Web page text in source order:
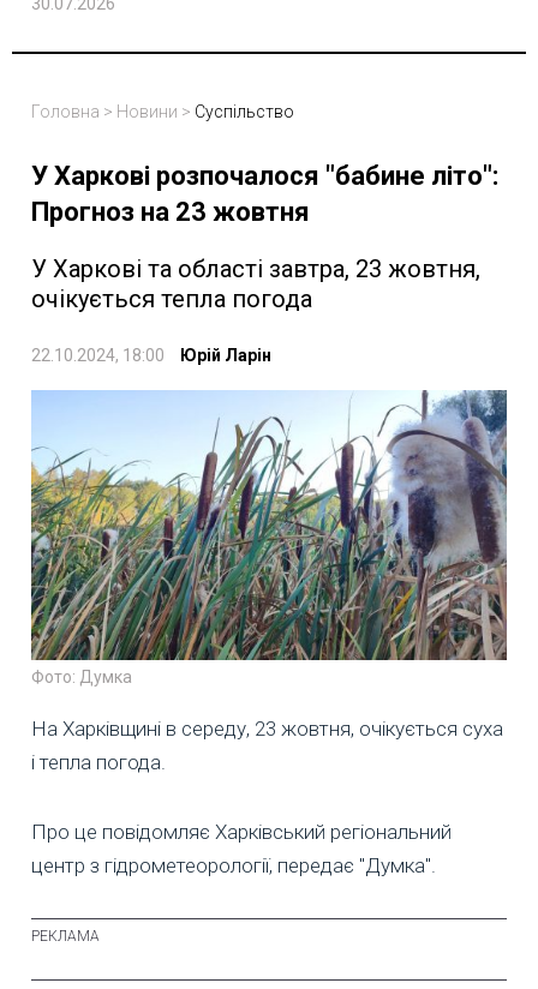
30.07.2026
Головна > Новини > Суспільство
У Харкові розпочалося "бабине літо":
Прогноз на 23 жовтня
У Харкові та області завтра, 23 жовтня,
очікується тепла погода
22.10.2024, 18:00 Юрій Ларін
Фото: Думка
На Харківщині в середу, 23 жовтня, очікується суха
і тепла погода.
Про це повідомляє Харківський регіональний
центр з гідрометеорології, передає "Думка".